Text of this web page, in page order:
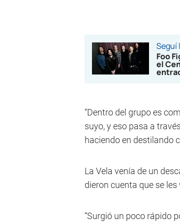
Seguí
Foo
el
“Dentro del grupo es
suyo, y eso pasa a
haciendo en destilando
La Vela venía de un
dieron cuenta que se
“Surgió un poco rápido